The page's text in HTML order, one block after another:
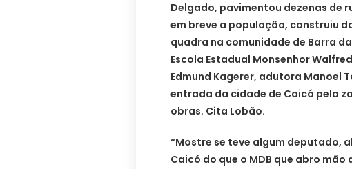
Delgado, pavimentou dezenas de
em breve a população, construiu
quadra na comunidade de Barra
Escola Estadual Monsenhor
Edmund Kagerer, adutora Manoel
entrada da cidade de Caicó pela
obras. Cita Lobão.
“Mostre se teve algum deputado,
Caicó do que o MDB que abro